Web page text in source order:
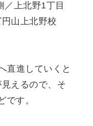
／上北野1丁目
山上北野校
直進していくと
えるので、そ
です。